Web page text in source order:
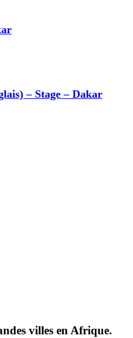
– Stage – Dakar
villes en Afrique.